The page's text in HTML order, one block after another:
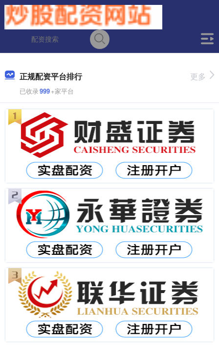
正规配资平台排行
已收录999+家平台
更多